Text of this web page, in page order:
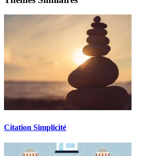
Citation Simplicité